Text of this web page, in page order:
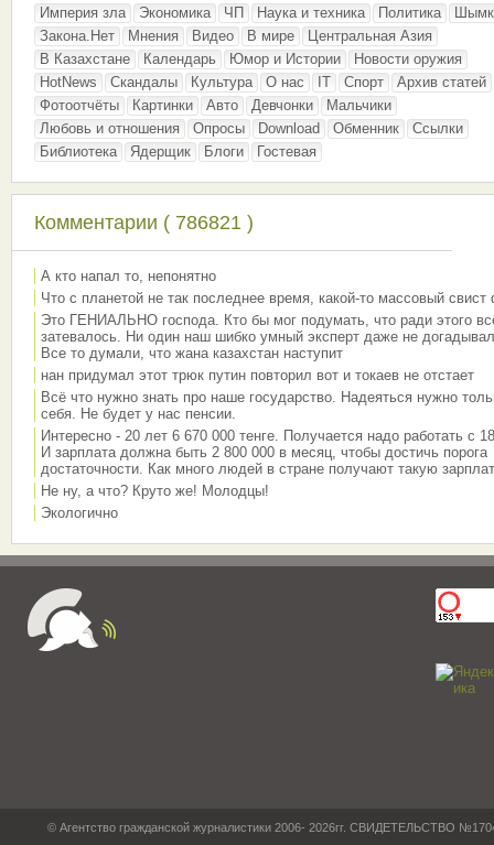
Империя зла Экономика ЧП Наука и техника Политика
Закона.Нет
Мнения Видео В мире
Центральная Азия
В Казахстане
Календарь Юмор и Истории
Новости оружия
HotNews
Скандалы Культура О нас IT Спорт
Архив статей
Фотоотчёты
Картинки Авто Девчонки
Мальчики
Любовь и отношения
Опросы Download Обменник
Ссылки
Библиотека
Ядерщик Блоги Гостевая
Комментарии ( 786821 )
А кто напал то, непонятно
Что с планетой не так последнее время, какой-то массовый свист
Это ГЕНИАЛЬНО господа. Кто бы мог подумать, что ради этого
затевалось. Ни один наш шибко умный эксперт даже не
Все то думали, что жана казахстан наступит
нан придумал этот трюк путин повторил вот и токаев не отстает
Всё что нужно знать про наше государство. Надеяться нужно
себя. Не будет у нас пенсии.
Интересно - 20 лет 6 670 000 тенге. Получается надо работать с
И зарплата должна быть 2 800 000 в месяц, чтобы достичь порога
достаточности. Как много людей в стране получают такую
Не ну, а что? Круто же! Молодцы!
Экологично
© Агентство гражданской журналистики 2006- 2026гг. СВИДЕТЕЛЬСТВО